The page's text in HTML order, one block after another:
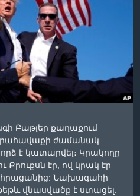
Բաթլեր քաղաքում
ժամանակ
է կատարվել։ Կրակողը
Քրուքսն էր, ով կրակ էր
հրացանից: Նախագահի
վնասվածք է ստացել: